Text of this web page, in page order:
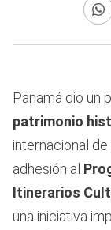
Panamá dio un
patrimonio
internacional
adhesión al
Itinerarios
una iniciativa